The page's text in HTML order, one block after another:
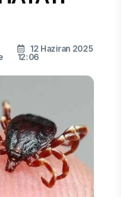
12 Haziran 2025
12:06